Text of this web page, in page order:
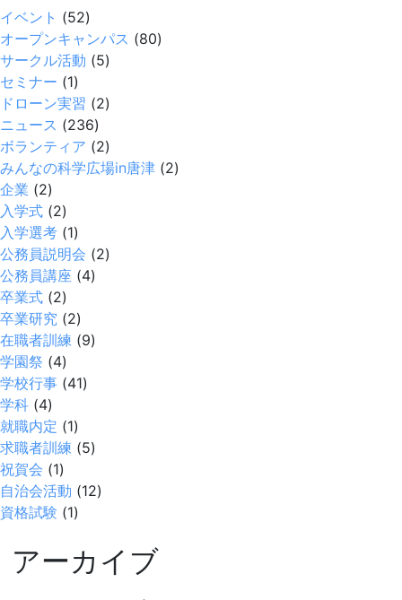
イベント (52)
オープンキャンパス (80)
サークル活動 (5)
セミナー (1)
ドローン実習 (2)
ニュース (236)
ボランティア (2)
みんなの科学広場in唐津 (2)
企業 (2)
入学式 (2)
入学選考 (1)
公務員説明会 (2)
公務員講座 (4)
卒業式 (2)
卒業研究 (2)
在職者訓練 (9)
学園祭 (4)
学校行事 (41)
学科 (4)
就職内定 (1)
求職者訓練 (5)
祝賀会 (1)
自治会活動 (12)
資格試験 (1)
アーカイブ